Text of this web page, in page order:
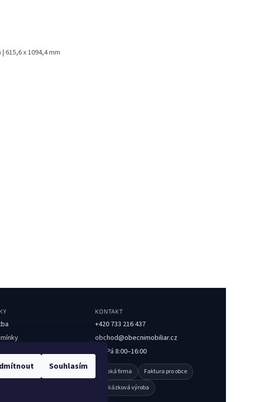
Souhlasím
615,6 x 1094,4 mm
údajů
KONTAKT
+420 733 216 437
obchod@obecnimobiliar.cz
Po–Pá 8:00–16:00
Česká firma
Faktura pro obce
Zakázková výroba